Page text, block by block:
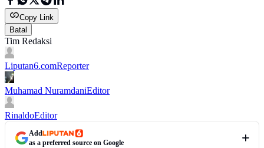
Copy Link
Batal
Tim Redaksi
Liputan6.comReporter
Muhamad NuramdaniEditor
RinaldoEditor
Add
as a preferred source on Google